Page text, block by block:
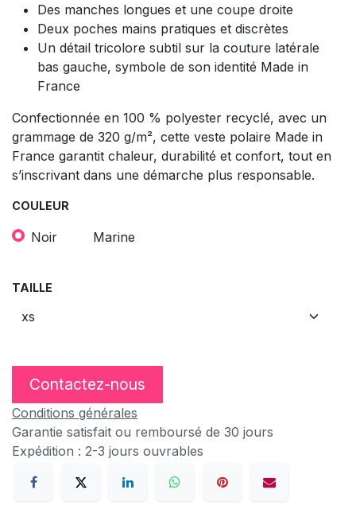
Des manches longues et une coupe droite
Deux poches mains pratiques et discrètes
Un détail tricolore subtil sur la couture latérale
bas gauche, symbole de son identité Made in
France
Confectionnée en 100 % polyester recyclé, avec un
grammage de 320 g/m², cette veste polaire Made in
France garantit chaleur, durabilité et confort, tout en
s’inscrivant dans une démarche plus responsable.
COULEUR
Noir Marine
TAILLE
Contactez-nous
Conditions générales
Garantie satisfait ou remboursé de 30 jours
Expédition : 2-3 jours ouvrables